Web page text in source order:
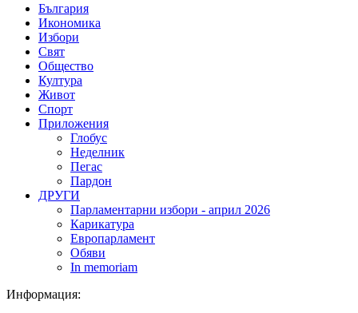
България
Икономика
Избори
Свят
Общество
Култура
Живот
Спорт
Приложения
Глобус
Неделник
Пегас
Пардон
ДРУГИ
Парламентарни избори - април 2026
Карикатура
Европарламент
Обяви
In memoriam
Информация: